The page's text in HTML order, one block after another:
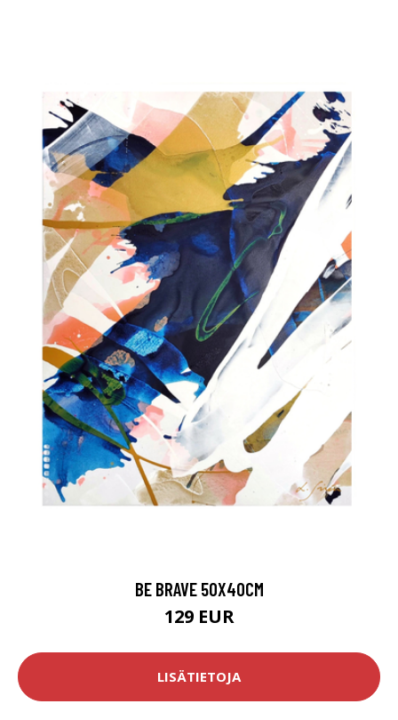
BE BRAVE 50X40CM
129 EUR
LISÄTIETOJA